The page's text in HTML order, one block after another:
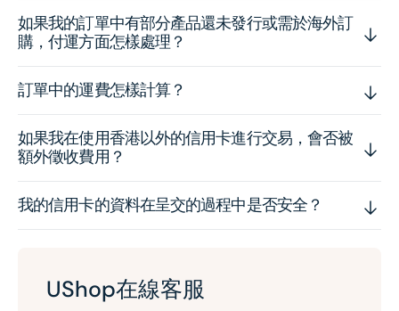
如果我的訂單中有部分產品還未發行或需於海外訂
購，付運方面怎樣處理？
訂單中的運費怎樣計算？
如果我在使用香港以外的信用卡進行交易，會否被
額外徵收費用？
我的信用卡的資料在呈交的過程中是否安全？
UShop在線客服